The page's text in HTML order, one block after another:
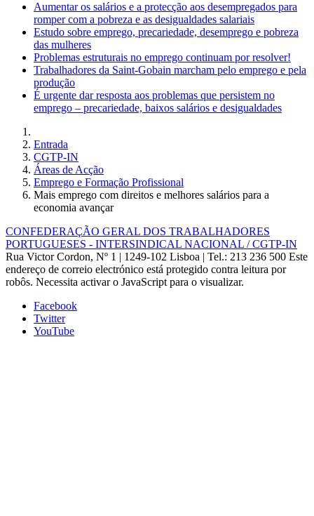
Aumentar os salários e a protecção aos desempregados para
romper com a pobreza e as desigualdades salariais
Estudo sobre emprego, precariedade, desemprego e pobreza
das mulheres
Problemas estruturais no emprego continuam por resolver!
Trabalhadores da Saint-Gobain marcham pelo emprego e pela
produção
É urgente dar resposta aos problemas que persistem no
emprego – precariedade, baixos salários e desigualdades
Entrada
CGTP-IN
Áreas de Acção
Emprego e Formação Profissional
Mais emprego com direitos e melhores salários para a
economia avançar
CONFEDERAÇÃO GERAL DOS TRABALHADORES
PORTUGUESES - INTERSINDICAL NACIONAL / CGTP-IN
Rua Victor Cordon, Nº 1 | 1249-102 Lisboa | Tel.: 213 236 500 Este
endereço de correio electrónico está protegido contra leitura por
robôs. Necessita activar o JavaScript para o visualizar.
Facebook
Twitter
YouTube